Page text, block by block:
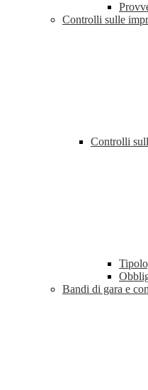
Controlli sulle
Controlli
Bandi di gara e